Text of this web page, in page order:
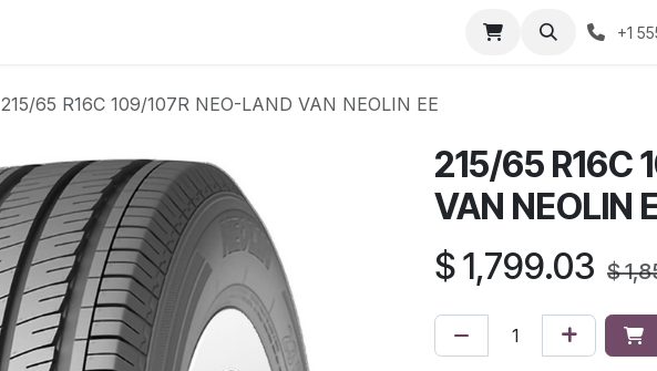
Condiciones de compra +1
215/65 R16C 109/107R NEO-LAND VAN NEOLIN EE
215/65 R16C
VAN NEOLIN
$1,799.03 $